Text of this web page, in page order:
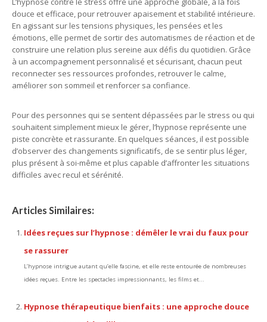
douce et efficace, pour retrouver apaisement et stabilité intérieure.
En agissant sur les tensions physiques, les pensées et les
émotions, elle permet de sortir des automatismes de réaction et de
construire une relation plus sereine aux défis du quotidien. Grâce
à un accompagnement personnalisé et sécurisant, chacun peut
reconnecter ses ressources profondes, retrouver le calme,
améliorer son sommeil et renforcer sa confiance.
Pour des personnes qui se sentent dépassées par le stress ou qui
souhaitent simplement mieux le gérer, l’hypnose représente une
piste concrète et rassurante. En quelques séances, il est possible
d’observer des changements significatifs, de se sentir plus léger,
plus présent à soi-même et plus capable d’affronter les situations
difficiles avec recul et sérénité.
Articles Similaires:
Idées reçues sur l’hypnose : démêler le vrai du faux pour
se rassurer
L’hypnose intrigue autant qu’elle fascine, et elle reste entourée de nombreuses
idées reçues. Entre les spectacles impressionnants, les films et...
Hypnose thérapeutique bienfaits : une approche douce